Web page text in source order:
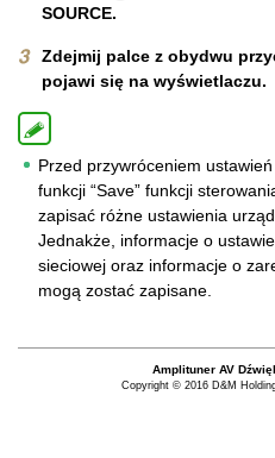
SOURCE.
Zdejmij palce z obydwu
pojawi się na wyświetlaczu.
Przed przywróceniem
funkcji “Save” funkcji
zapisać różne ustawienia
Jednakże, informacje o
sieciowej oraz informacje o
mogą zostać zapisane.
Amplituner AV
Copyright © 2016 D&M